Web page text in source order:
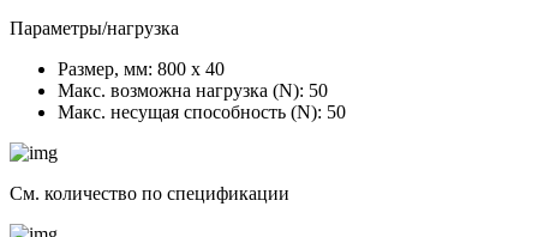
Параметры/нагрузка
Размер, мм: 800 х 40
Макс. возможна нагрузка (N): 50
Макс. несущая способность (N): 50
См. количество по спецификации